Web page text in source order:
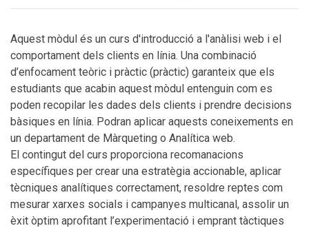
Aquest mòdul és un curs d'introducció a l'anàlisi web i el
comportament dels clients en línia. Una combinació
d’enfocament teòric i pràctic (pràctic) garanteix que els
estudiants que acabin aquest mòdul entenguin com es
poden recopilar les dades dels clients i prendre decisions
bàsiques en línia. Podran aplicar aquests coneixements en
un departament de Màrqueting o Analítica web.
El contingut del curs proporciona recomanacions
específiques per crear una estratègia accionable, aplicar
tècniques analítiques correctament, resoldre reptes com
mesurar xarxes socials i campanyes multicanal, assolir un
èxit òptim aprofitant l’experimentació i emprant tàctiques